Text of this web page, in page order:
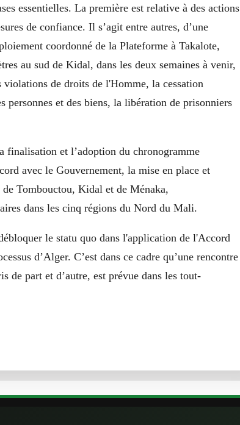
essentielles. La première est relative à des actions
de confiance. Il s’agit entre autres, d’une
coordonné de la Plateforme à Takalote,
au sud de Kidal, dans les deux semaines à venir,
de droits de l'Homme, la cessation
personnes et des biens, la libération de prisonniers
finalisation et l’adoption du chronogramme
avec le Gouvernement, la mise en place et
Tombouctou, Kidal et de Ménaka,
dans les cinq régions du Nord du Mali.
le statu quo dans l'application de l'Accord
d’Alger. C’est dans ce cadre qu’une rencontre
de part et d’autre, est prévue dans les tout-